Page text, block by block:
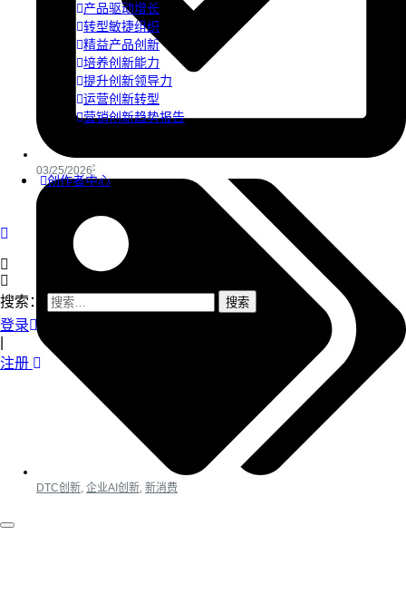
产品驱动增长
转型敏捷组织
精益产品创新
培养创新能力
提升创新领导力
运营创新转型
营销创新趋势报告
创作者中心
搜索：
登录
注册
03/25/2026
DTC创新 企业AI创新 新消费